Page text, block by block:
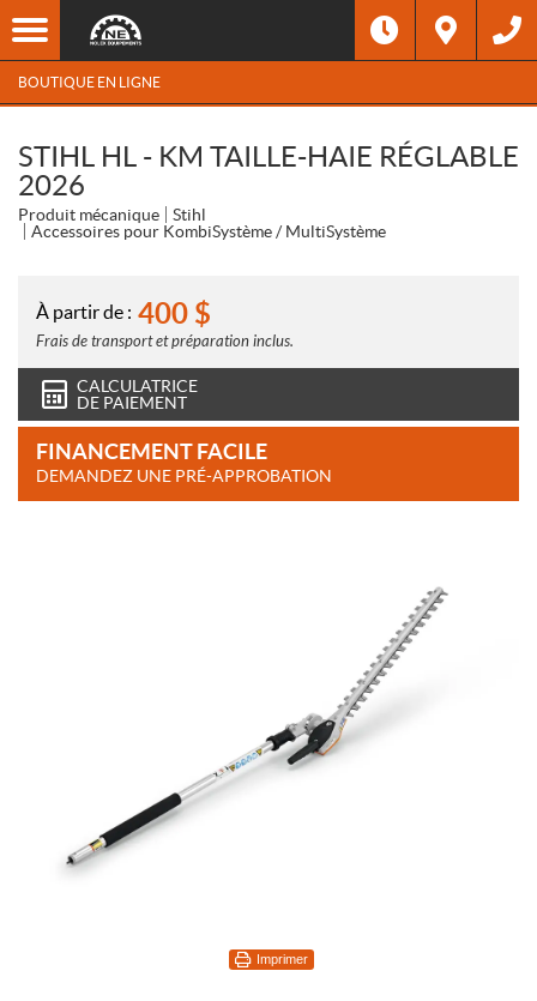
BOUTIQUE EN LIGNE
STIHL HL - KM TAILLE-HAIE RÉGLABLE
2026
Produit mécanique
Stihl
Accessoires pour KombiSystème / MultiSystème
À partir de : 400 $
Frais de transport et préparation inclus.
CALCULATRICE
DE PAIEMENT
FINANCEMENT FACILE
DEMANDEZ UNE PRÉ-APPROBATION
Imprimer